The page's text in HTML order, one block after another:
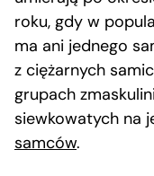
roku, gdy w
ma ani jednego
z ciężarnych
grupach
siewkowatych na
samców.